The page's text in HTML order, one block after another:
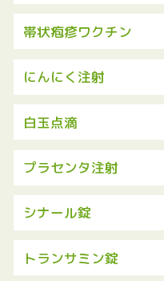
帯状疱疹ワクチン
にんにく注射
白玉点滴
プラセンタ注射
シナール錠
トランサミン錠